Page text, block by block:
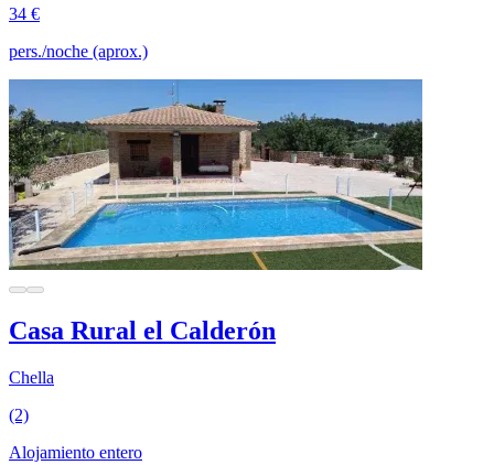
34 €
pers./noche (aprox.)
Casa Rural el Calderón
Chella
(2)
Alojamiento entero